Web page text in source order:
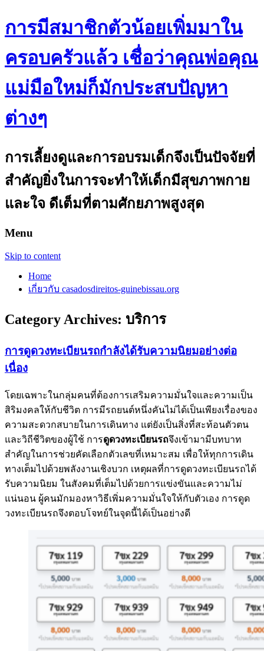
การมีสมาชิกตัวน้อยเพิ่มมาใน
ครอบครัวแล้ว เชื่อว่าคุณพ่อคุณ
แม่มือใหม่ก็มักประสบปัญหา
ต่างๆ
การเลี้ยงดูและการอบรมเด็กจึงเป็นปัจจัยที่
สำคัญยิ่งในการจะทำให้เด็กมีสุขภาพกาย
และใจ ดีเต็มที่ตามศักยภาพสูงสุด
Menu
Skip to content
Home
เกี่ยวกับ casadosdireitos-guinebissau.org
Category Archives: บริการ
การดูดวงทะเบียนรถกำลังได้รับความนิยมอย่างต่อ
เนื่อง
โดยเฉพาะในกลุ่มคนที่ต้องการเสริมความมั่นใจและความเป็น
สิริมงคลให้กับชีวิต การมีรถยนต์หนึ่งคันไม่ได้เป็นเพียงเรื่องของ
ความสะดวกสบายในการเดินทาง แต่ยังเป็นสิ่งที่สะท้อนตัวตน
และวิถีชีวิตของผู้ใช้ การดูดวงทะเบียนรถจึงเข้ามามีบทบาท
สำคัญในการช่วยคัดเลือกตัวเลขที่เหมาะสม เพื่อให้ทุกการเดิน
ทางเต็มไปด้วยพลังงานเชิงบวก เหตุผลที่การดูดวงทะเบียนรถได้
รับความนิยม ในสังคมที่เต็มไปด้วยการแข่งขันและความไม่
แน่นอน ผู้คนมักมองหาวิธีเพิ่มความมั่นใจให้กับตัวเอง การดูด
วงทะเบียนรถจึงตอบโจทย์ในจุดนี้ได้เป็นอย่างดี